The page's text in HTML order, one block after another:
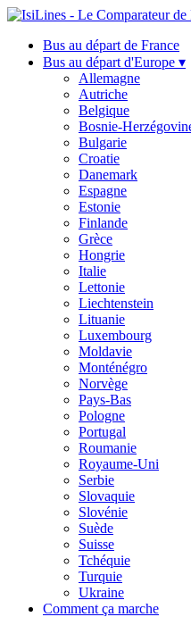
Bus au départ de France
Bus au départ d'Europe ▾
Allemagne
Autriche
Belgique
Bosnie-
Bulgarie
Croatie
Danemark
Espagne
Estonie
Finlande
Grèce
Hongrie
Italie
Lettonie
Liechtenstein
Lituanie
Luxembourg
Moldavie
Monténégro
Norvège
Pays-Bas
Pologne
Portugal
Roumanie
Royaume-Uni
Serbie
Slovaquie
Slovénie
Suède
Suisse
Tchéquie
Turquie
Ukraine
Comment ça marche